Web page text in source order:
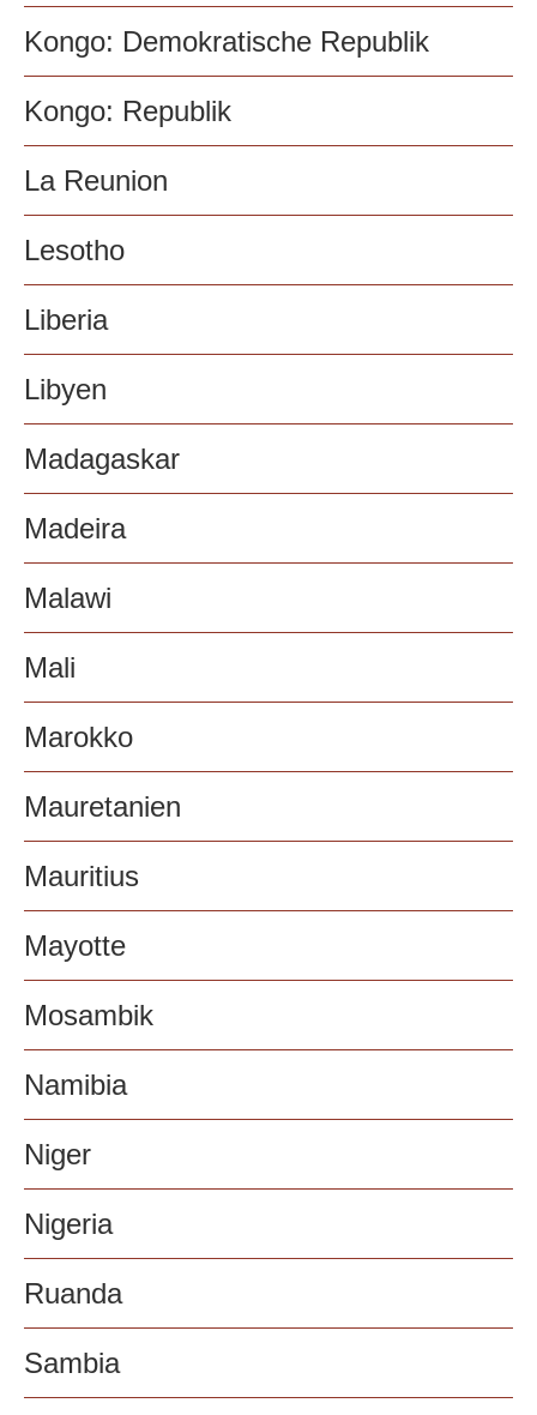
Kongo: Demokratische Republik
Kongo: Republik
La Reunion
Lesotho
Liberia
Libyen
Madagaskar
Madeira
Malawi
Mali
Marokko
Mauretanien
Mauritius
Mayotte
Mosambik
Namibia
Niger
Nigeria
Ruanda
Sambia